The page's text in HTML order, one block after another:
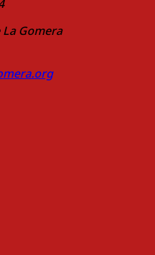
La Gomera